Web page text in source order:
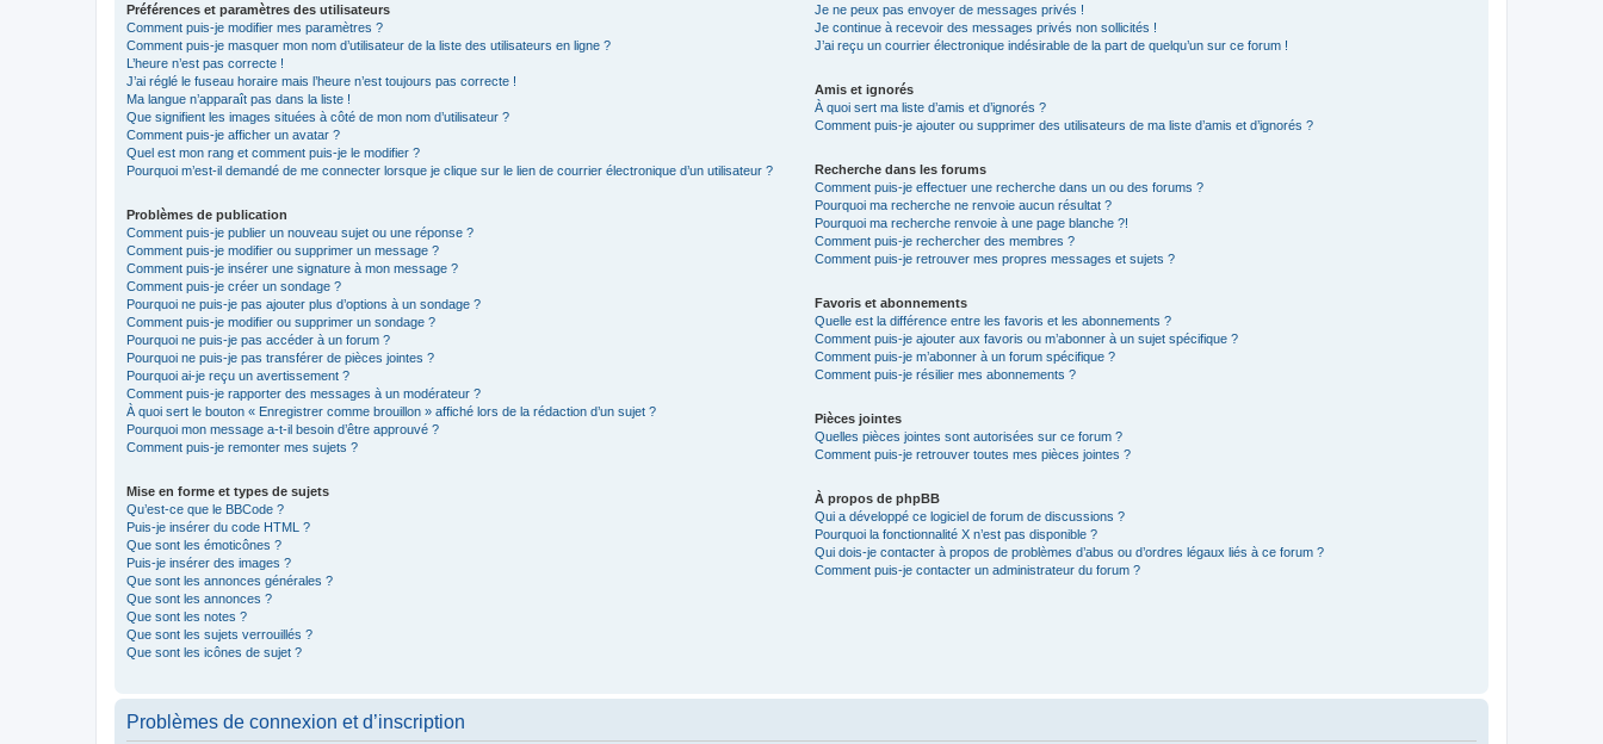
Préférences et paramètres des utilisateurs
Comment puis-je modifier mes paramètres ?
Comment puis-je masquer mon nom d’utilisateur de la liste des utilisateurs en ligne ?
L’heure n’est pas correcte !
J’ai réglé le fuseau horaire mais l’heure n’est toujours pas correcte !
Ma langue n’apparaît pas dans la liste !
Que signifient les images situées à côté de mon nom d’utilisateur ?
Comment puis-je afficher un avatar ?
Quel est mon rang et comment puis-je le modifier ?
Pourquoi m’est-il demandé de me connecter lorsque je clique sur le lien de courrier électronique d’un utilisateur ?
Problèmes de publication
Comment puis-je publier un nouveau sujet ou une réponse ?
Comment puis-je modifier ou supprimer un message ?
Comment puis-je insérer une signature à mon message ?
Comment puis-je créer un sondage ?
Pourquoi ne puis-je pas ajouter plus d’options à un sondage ?
Comment puis-je modifier ou supprimer un sondage ?
Pourquoi ne puis-je pas accéder à un forum ?
Pourquoi ne puis-je pas transférer de pièces jointes ?
Pourquoi ai-je reçu un avertissement ?
Comment puis-je rapporter des messages à un modérateur ?
À quoi sert le bouton « Enregistrer comme brouillon » affiché lors de la rédaction d’un sujet ?
Pourquoi mon message a-t-il besoin d’être approuvé ?
Comment puis-je remonter mes sujets ?
Mise en forme et types de sujets
Qu’est-ce que le BBCode ?
Puis-je insérer du code HTML ?
Que sont les émoticônes ?
Puis-je insérer des images ?
Que sont les annonces générales ?
Que sont les annonces ?
Que sont les notes ?
Que sont les sujets verrouillés ?
Que sont les icônes de sujet ?
Je ne peux pas envoyer de messages privés !
Je continue à recevoir des messages privés non sollicités !
J’ai reçu un courrier électronique indésirable de la part de quelqu’un sur ce forum !
Amis et ignorés
À quoi sert ma liste d’amis et d’ignorés ?
Comment puis-je ajouter ou supprimer des utilisateurs de ma liste d’amis et d’ignorés ?
Recherche dans les forums
Comment puis-je effectuer une recherche dans un ou des forums ?
Pourquoi ma recherche ne renvoie aucun résultat ?
Pourquoi ma recherche renvoie à une page blanche ?!
Comment puis-je rechercher des membres ?
Comment puis-je retrouver mes propres messages et sujets ?
Favoris et abonnements
Quelle est la différence entre les favoris et les abonnements ?
Comment puis-je ajouter aux favoris ou m’abonner à un sujet spécifique ?
Comment puis-je m’abonner à un forum spécifique ?
Comment puis-je résilier mes abonnements ?
Pièces jointes
Quelles pièces jointes sont autorisées sur ce forum ?
Comment puis-je retrouver toutes mes pièces jointes ?
À propos de phpBB
Qui a développé ce logiciel de forum de discussions ?
Pourquoi la fonctionnalité X n’est pas disponible ?
Qui dois-je contacter à propos de problèmes d’abus ou d’ordres légaux liés à ce forum ?
Comment puis-je contacter un administrateur du forum ?
Problèmes de connexion et d’inscription